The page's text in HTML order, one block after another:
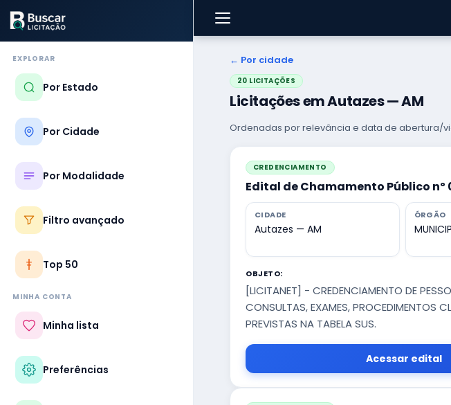
EXPLORAR
Por Estado
Por Cidade
Por Modalidade
Filtro avançado
Top 50
MINHA CONTA
Minha lista
Preferências
← Por cidade
20 LICITAÇÕES
Licitações em Autazes — AM
Ordenadas por relevância e data de abertura/
CREDENCIAMENTO
Edital de Chamamento Público nº
CIDADE
Autazes — AM
ÓRGÃO
OBJETO:
[LICITANET] - CREDENCIAMENTO DE
CONSULTAS, EXAMES, PROCEDIMENTOS
PREVISTAS NA TABELA SUS.
Acessar edital